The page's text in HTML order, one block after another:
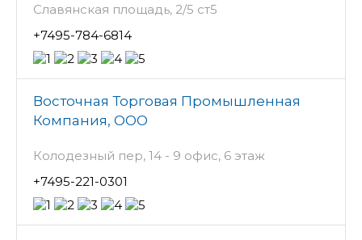
Славянская площадь, 2/5 ст5
+7495-784-6814
Восточная Торговая Промышленная
Компания, ООО
Колодезный пер, 14 - 9 офис, 6 этаж
+7495-221-0301